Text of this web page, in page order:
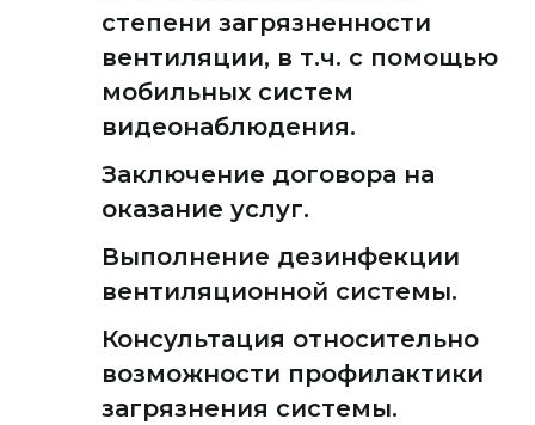
степени загрязненности
вентиляции, в т.ч. с помощью
мобильных систем
видеонаблюдения.
Заключение договора на
оказание услуг.
Выполнение дезинфекции
вентиляционной системы.
Консультация относительно
возможности профилактики
загрязнения системы.